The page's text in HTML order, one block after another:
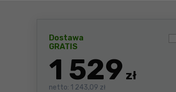
Dostawa
GRATIS
1 529 zł
netto: 1 243,09 zł